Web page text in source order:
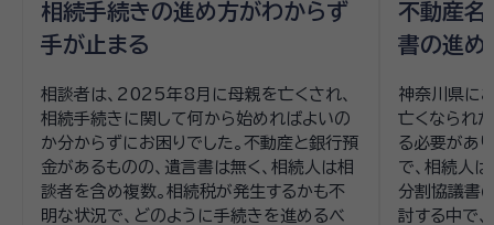
相続手続きの進め方がわからず
手が止まる
相談者は、2025年8月に母親を亡くされ、
相続手続きに関して何から始めればよいの
か分からずにお困りでした。不動産と銀行預
金があるものの、遺言書は無く、相続人は相
談者を含め複数。相続税が発生するかも不
明な状況で、どのように手続きを進めるべ
不動産名
書の進め
神奈川県に
亡くなられ
る必要があ
で、相続人
分割協議書
討する中で